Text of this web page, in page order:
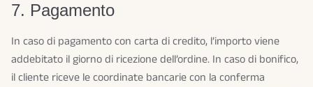
7. Pagamento
In caso di pagamento con carta di credito, l’importo viene
addebitato il giorno di ricezione dell’ordine. In caso di bonifico,
il cliente riceve le coordinate bancarie con la conferma